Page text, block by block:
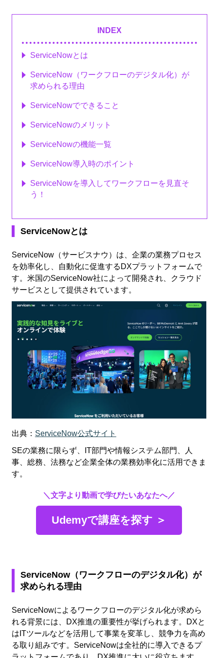
INDEX
ServiceNowとは
ServiceNow（ワークフローのデジタル化）が
求められる理由
ServiceNowでできること
ServiceNowのメリット
ServiceNowの機能一覧
ServiceNow導入時のポイント
ServiceNowを導入してワークフローを見直そ
う！
ServiceNowとは
ServiceNow（サービスナウ）は、企業の業務プロセス
を効率化し、自動化に促進するDXプラットフォームで
す。米国のServiceNow社によって開発され、クラウド
サービスとして提供されています。
出典： ServiceNow公式サイト
SEの業務に限らず、IT部門や情報システム部門、人
事、総務、法務など企業全体の業務効率化に活用できま
す。
＼文字より動画で学びたいあなたへ／
Udemyで講座を探す ＞
ServiceNow（ワークフローのデジタル化）が
求められる理由
ServiceNowによるワークフローのデジタル化が求めら
れる背景には、DX推進の重要性が挙げられます。DXと
はITツールなどを活用して事業を変革し、競争力を高め
る取り組みです。ServiceNowは全社的に導入できるプ